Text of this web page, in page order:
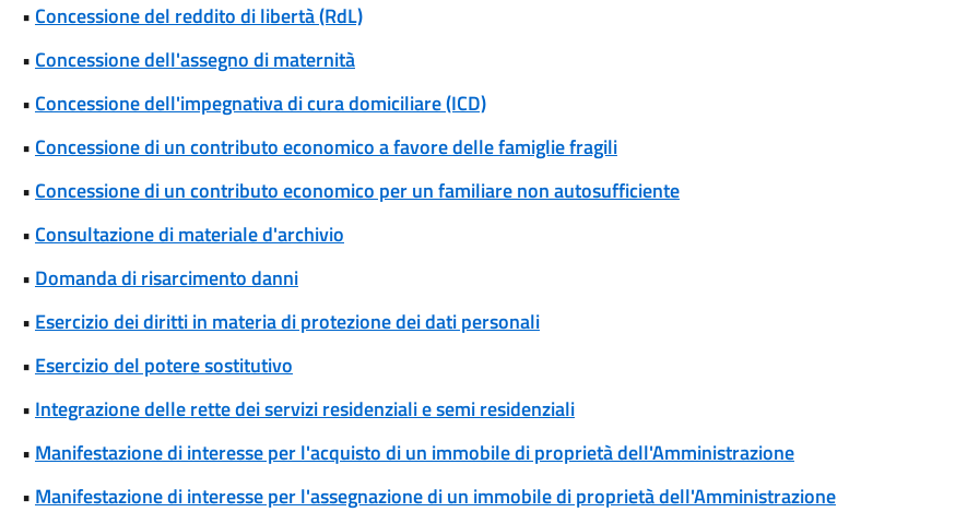
• Concessione del reddito di libertà (RdL)
• Concessione dell'assegno di maternità
• Concessione dell'impegnativa di cura domiciliare (ICD)
• Concessione di un contributo economico a favore delle famiglie fragili
• Concessione di un contributo economico per un familiare non autosufficiente
• Consultazione di materiale d'archivio
• Domanda di risarcimento danni
• Esercizio dei diritti in materia di protezione dei dati personali
• Esercizio del potere sostitutivo
• Integrazione delle rette dei servizi residenziali e semi residenziali
• Manifestazione di interesse per l'acquisto di un immobile di proprietà dell'Amministrazione
• Manifestazione di interesse per l'assegnazione di un immobile di proprietà dell'Amministrazione